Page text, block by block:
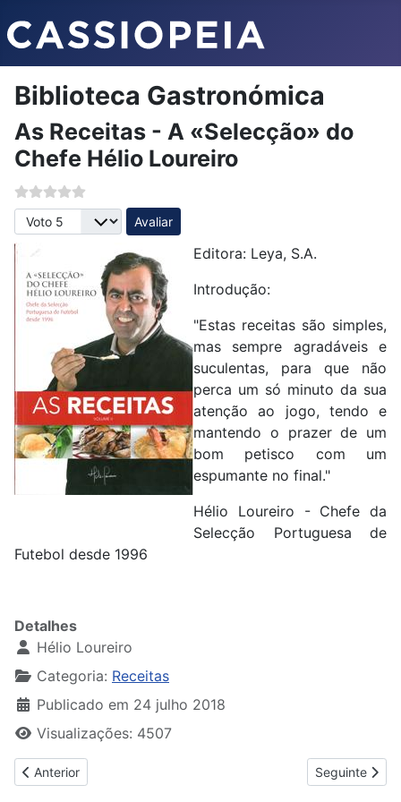
Biblioteca Gastronómica
As Receitas - A «Selecção» do
Chefe Hélio Loureiro
Avalie, por favor
Editora: Leya, S.A.
Introdução:
"Estas receitas são simples,
mas sempre agradáveis e
suculentas, para que não
perca um só minuto da sua
atenção ao jogo, tendo e
mantendo o prazer de um
bom petisco com um
espumante no final."
Hélio Loureiro - Chefe da
Selecção Portuguesa de
Futebol desde 1996
Detalhes
Hélio Loureiro
Categoria: Receitas
Publicado em 24 julho 2018
Visualizações: 4507
Artigo anterior: Legumes
Anterior Artigo
Seguinte